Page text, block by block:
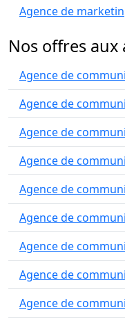
Agence de
Nos offres
Agence de
Agence de
Agence de
Agence de
Agence de
Agence de
Agence de
Agence de
Agence de